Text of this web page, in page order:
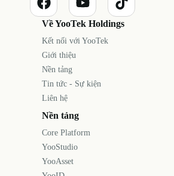
Về YooTek Holdings
Kết nối với YooTek
Giới thiệu
Nền tảng
Tin tức - Sự kiện
Liên hệ
Nền tảng
Core Platform
YooStudio
YooAsset